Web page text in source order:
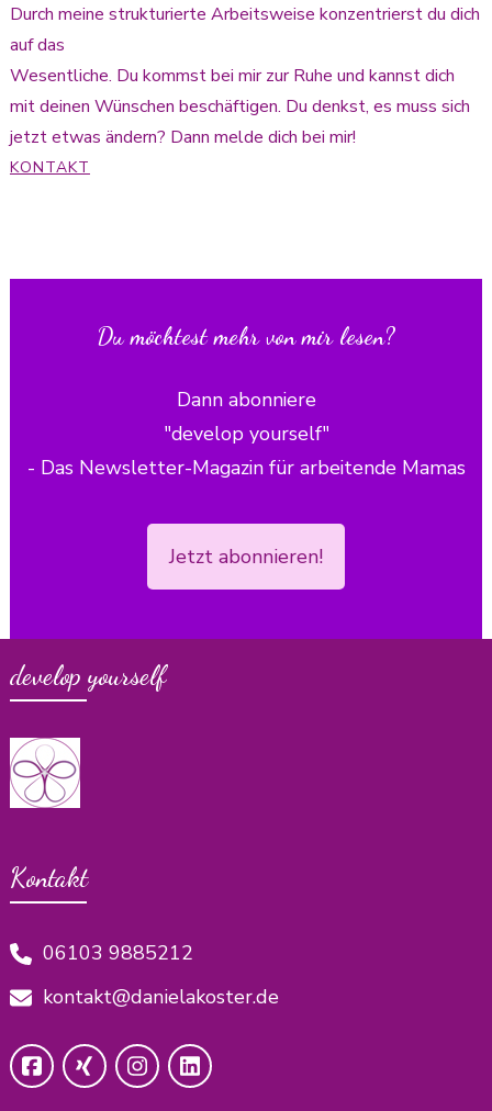
Durch meine strukturierte Arbeitsweise konzentrierst du dich
auf das
Wesentliche. Du kommst bei mir zur Ruhe und kannst dich
mit deinen Wünschen beschäftigen. Du denkst, es muss sich
jetzt etwas ändern? Dann melde dich bei mir!
KONTAKT
Du möchtest mehr von mir lesen?
Dann abonniere
"develop yourself"
- Das Newsletter-Magazin für arbeitende Mamas
Jetzt abonnieren!
develop yourself
Kontakt
06103 9885212
kontakt@danielakoster.de